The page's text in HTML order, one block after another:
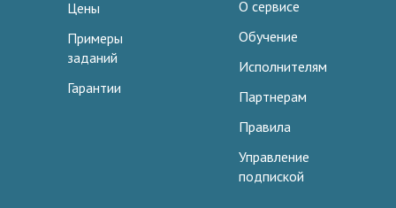
Цены
Примеры
заданий
Гарантии
О сервисе
Обучение
Исполнителям
Партнерам
Правила
Управление
подпиской